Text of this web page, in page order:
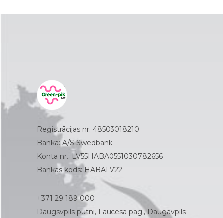
Reģistrācijas nr. 48503018210
Banka: A/S Swedbank
Konta nr.: LV55HABA0551030782656
Bankas kods: HABALV22
+371 29 189 000
Daugsvpils putni, Laucesa pag., Daugavpils